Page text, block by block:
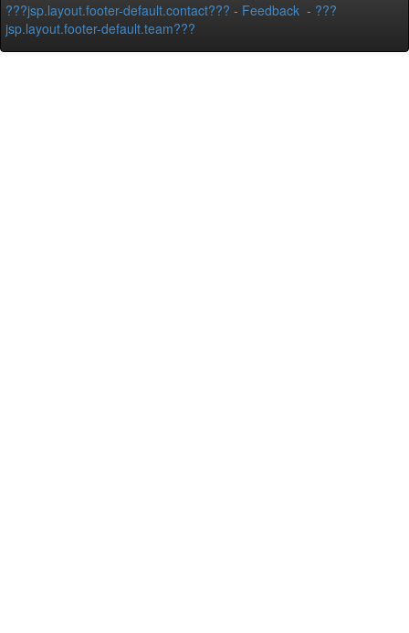
???jsp.layout.footer-default.contact??? - Feedback - ???
jsp.layout.footer-default.team???